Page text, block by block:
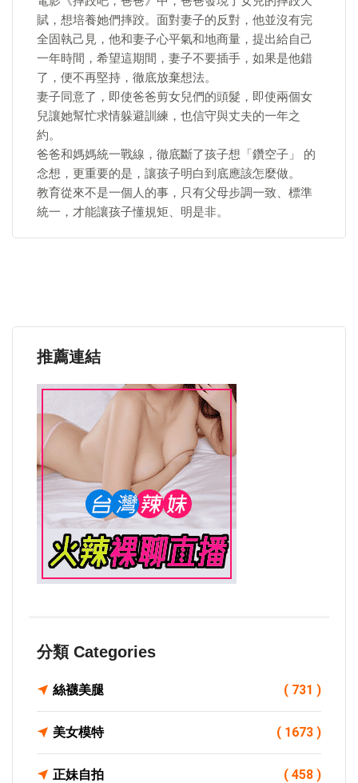
賦，想培養她們摔跤。面對妻子的反對，他並沒有完
全固執己見，他和妻子心平氣和地商量，提出給自己
一年時間，希望這期間，妻子不要插手，如果是他錯
了，便不再堅持，徹底放棄想法。
妻子同意了，即使爸爸剪女兒們的頭髮，即使兩個女
兒讓她幫忙求情躲避訓練，也信守與丈夫的一年之
約。
爸爸和媽媽統一戰線，徹底斷了孩子想「鑽空子」 的
念想，更重要的是，讓孩子明白到底應該怎麼做。
教育從來不是一個人的事，只有父母步調一致、標準
統一，才能讓孩子懂規矩、明是非。
推薦連結
分類 Categories
絲襪美腿 ( 731 )
美女模特 ( 1673 )
正妹自拍 ( 458 )